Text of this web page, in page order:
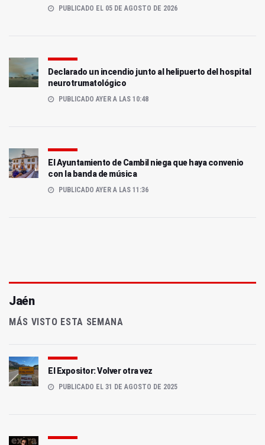
PUBLICADO EL 05 DE AGOSTO DE 2026
Declarado un incendio junto al helipuerto del hospital
neurotrumatológico
PUBLICADO AYER A LAS 10:48
El Ayuntamiento de Cambil niega que haya convenio
con la banda de música
PUBLICADO AYER A LAS 11:36
Jaén
MÁS VISTO ESTA SEMANA
El Expositor: Volver otra vez
PUBLICADO EL 31 DE AGOSTO DE 2025